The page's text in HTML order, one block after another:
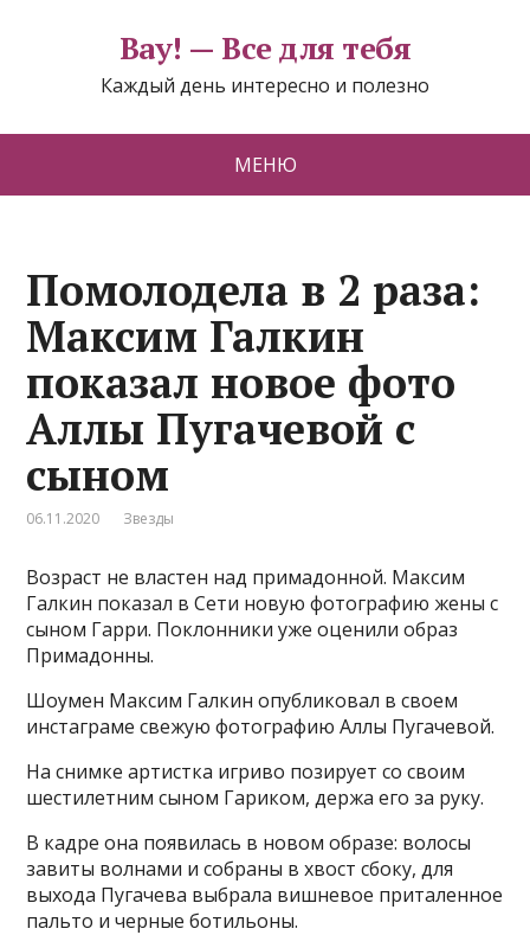
Вау! — Все для тебя
Каждый день интересно и полезно
МЕНЮ
Помолодела в 2 раза:
Максим Галкин
показал новое фото
Аллы Пугачевой с
сыном
06.11.2020 Звезды
Возраст не властен над примадонной. Максим
Галкин показал в Сети новую фотографию жены с
сыном Гарри. Поклонники уже оценили образ
Примадонны.
Шоумен Максим Галкин опубликовал в своем
инстаграме свежую фотографию Аллы Пугачевой.
На снимке артистка игриво позирует со своим
шестилетним сыном Гариком, держа его за руку.
В кадре она появилась в новом образе: волосы
завиты волнами и собраны в хвост сбоку, для
выхода Пугачева выбрала вишневое приталенное
пальто и черные ботильоны.